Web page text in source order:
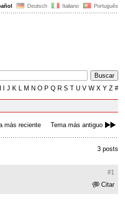
Deutsch Italiano Português
J K L M N O P Q R S T U V W X Y Z #
más reciente Tema más antiguo
3 posts
#1
Citar